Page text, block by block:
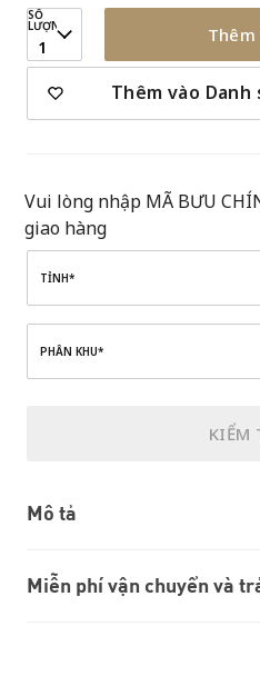
SỐ
LƯỢNG
1
Thêm vào
Vui lòng nhập MÃ BƯU
giao hàng
TỈNH*
PHÂN KHU*
KIỂM
Mô tả
Miễn phí vận chuyển và